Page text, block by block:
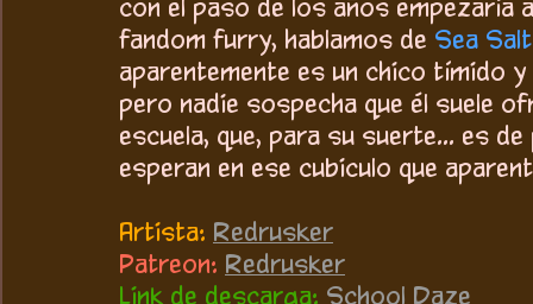
con el paso de los años empezaría
fandom furry, hablamos de Sea
aparentemente es un chico tímido
pero nadie sospecha que él suele
escuela, que, para su suerte... es
esperan en ese cubiculo que
Artista: Redrusker
Patreon: Redrusker